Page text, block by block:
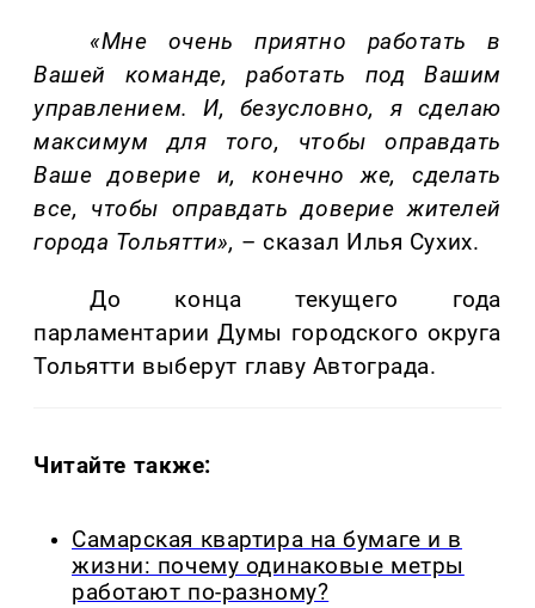
«Мне очень приятно работать в
Вашей команде, работать под Вашим
управлением. И, безусловно, я сделаю
максимум для того, чтобы оправдать
Ваше доверие и, конечно же, сделать
все, чтобы оправдать доверие жителей
города Тольятти», – сказал Илья Сухих.
До конца текущего года
парламентарии Думы городского округа
Тольятти выберут главу Автограда.
Читайте также:
Самарская квартира на бумаге и в
жизни: почему одинаковые метры
работают по-разному?